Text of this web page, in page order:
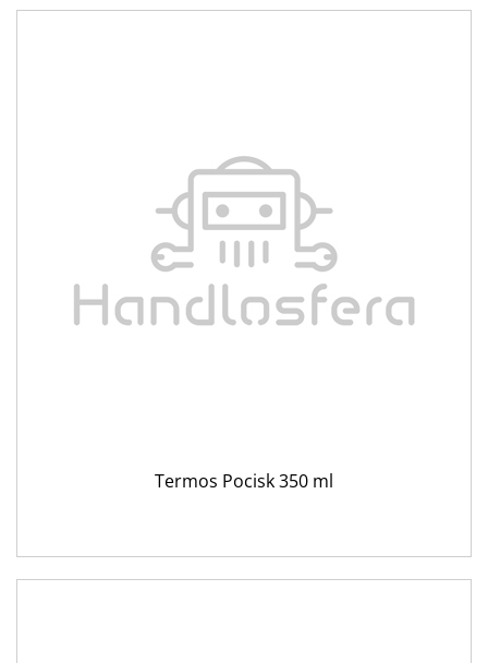
Termos Pocisk 350 ml